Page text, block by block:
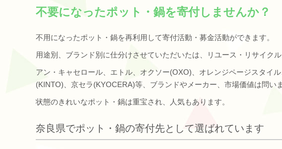
不要になったポット・鍋を寄付しませんか？
不用になったポット・鍋を再利用して寄付活動・募金活動ができます。
用途別、ブランド別に仕分けさせていただいたは、リユース・リサイクル
アン・キャセロール、エトル、オクソー(OXO)、オレンジページスタイ
(KINTO)、京セラ(KYOCERA)等、ブランドやメーカー、市場価値は問いま
状態のきれいなポット・鍋は重宝され、人気もあります。
奈良県でポット・鍋の寄付先として選ばれています